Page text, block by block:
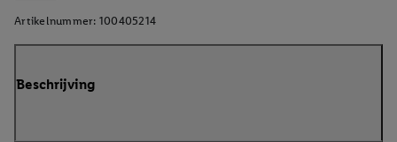
Artikelnummer: 100405214
Beschrijving